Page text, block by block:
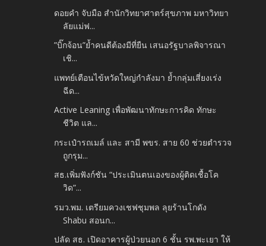
ดอยคำ จับมือ สำนักวิทยาศาตร์สุขภาพ มหาวิทยา
ลัยแม่ฟ...
”บิ๊กจ้อน”ย้ำคนดีต้องมีที่ยืน เสนอรัฐบาลพิจารณา
เชิ...
แพทย์เตือนไข้หวัดใหญ่กำลังมา ย้ำกลุ่มเสี่ยงเร่ง
ฉีด...
Active Leaning เพื่อพัฒนาทักษะการคิด ทักษะ
ชีวิต แล...
กระเป๋ารถเมล์ และ สามี พขร. สาย 60 ช่วยตำรวจ
ถูกรุม...
สธ.เพิ่มฟังก์ชัน “ประเมินตนเองของผู้ติดเชื้อโค
วิด”...
รมว.พม. เตรียมควงเชฟชุมพล ลุยร้านโกดัง
Shabu สอนก...
ปลัด สธ. เปิดอาคารผู้ป่วยนอก 6 ชั้น รพ.พะเยา ให้